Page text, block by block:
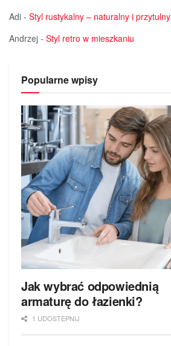
Adi - Styl rustykalny – naturalny i przytulny
Andrzej - Styl retro w mieszkaniu
Popularne wpisy
Jak wybrać odpowiednią
armaturę do łazienki?
1 UDOSTEPNIJ